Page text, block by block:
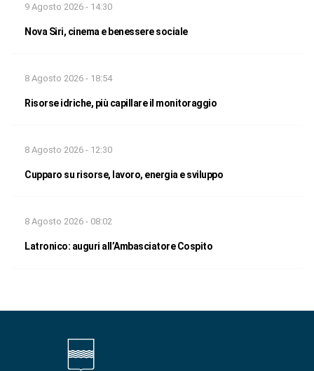
9 Agosto 2026 - 14:30
Nova Siri, cinema e benessere sociale
8 Agosto 2026 - 18:54
Risorse idriche, più capillare il monitoraggio
8 Agosto 2026 - 12:30
Cupparo su risorse, lavoro, energia e sviluppo
8 Agosto 2026 - 08:02
Latronico: auguri all’Ambasciatore Cospito